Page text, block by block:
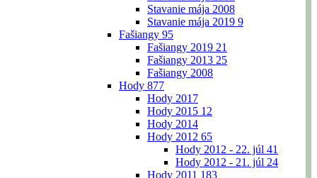
Stavanie mája 2008
Stavanie mája 2019 9
Fašiangy 95
Fašiangy 2019 21
Fašiangy 2013 25
Fašiangy 2008
Hody 877
Hody 2017
Hody 2015 12
Hody 2014
Hody 2012 65
Hody 2012 - 22. júl 41
Hody 2012 - 21. júl 24
Hody 2011 183